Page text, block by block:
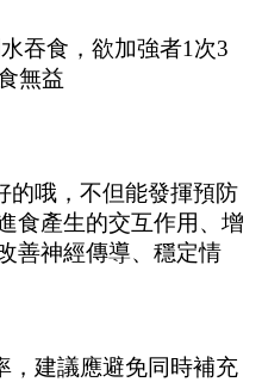
吞食，欲加強者1次3
無益
的哦，不但能發揮預防
食產生的交互作用、增
善神經傳導、穩定情
，建議應避免同時補充